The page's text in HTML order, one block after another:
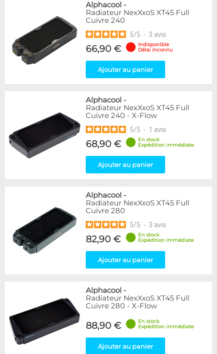
Alphacool -
Radiateur NexXxoS XT45 Full
Cuivre 240
5/5 - 3 avis
66,90 €
Indisponible
Délai inconnu
Ajouter au panier
Alphacool -
Radiateur NexXxoS XT45 Full
Cuivre 240 - X-Flow
5/5 - 1 avis
68,90 €
En stock
Expédition immédiate
Ajouter au panier
Alphacool -
Radiateur NexXxoS XT45 Full
Cuivre 280
5/5 - 3 avis
82,90 €
En stock
Expédition immédiate
Ajouter au panier
Alphacool -
Radiateur NexXxoS XT45 Full
Cuivre 280 - X-Flow
88,90 €
En stock
Expédition immédiate
Ajouter au panier